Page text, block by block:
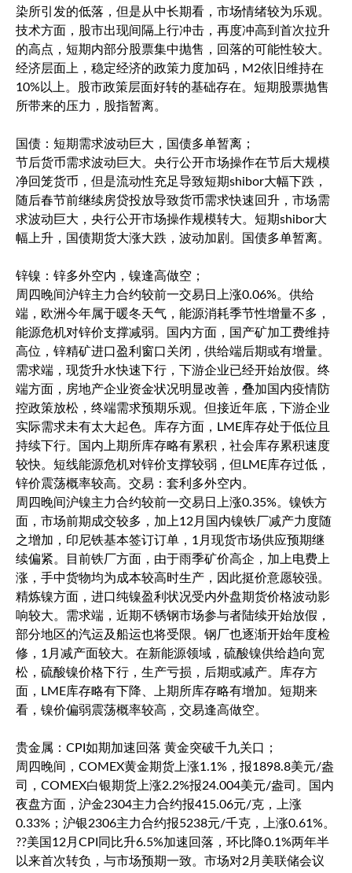
染所引发的低落，但是从中长期看，市场情绪较为乐观。
技术方面，股市出现间隔上行冲击，再度冲高到首次拉升
的高点，短期内部分股票集中抛售，回落的可能性较大。
经济层面上，稳定经济的政策力度加码，M2依旧维持在
10%以上。股市政策层面好转的基础存在。短期股票抛售
所带来的压力，股指暂离。
国债：短期需求波动巨大，国债多单暂离；
节后货币需求波动巨大。央行公开市场操作在节后大规模
净回笼货币，但是流动性充足导致短期shibor大幅下跌，
随后春节前继续房贷投放导致货币需求快速回升，市场需
求波动巨大，央行公开市场操作规模转大。短期shibor大
幅上升，国债期货大涨大跌，波动加剧。国债多单暂离。
锌镍：锌多外空内，镍逢高做空；
周四晚间沪锌主力合约较前一交易日上涨0.06%。供给
端，欧洲今年属于暖冬天气，能源消耗季节性增量不多，
能源危机对锌价支撑减弱。国内方面，国产矿加工费维持
高位，锌精矿进口盈利窗口关闭，供给端后期或有增量。
需求端，现货升水快速下行，下游企业已经开始放假。终
端方面，房地产企业资金状况明显改善，叠加国内疫情防
控政策放松，终端需求预期乐观。但接近年底，下游企业
实际需求未有太大起色。库存方面，LME库存处于低位且
持续下行。国内上期所库存略有累积，社会库存累积速度
较快。短线能源危机对锌价支撑较弱，但LME库存过低，
锌价震荡概率较高。交易：套利多外空内。
周四晚间沪镍主力合约较前一交易日上涨0.35%。镍铁方
面，市场前期成交较多，加上12月国内镍铁厂减产力度随
之增加，印尼铁基本签订订单，1月现货市场供应预期继
续偏紧。目前铁厂方面，由于雨季矿价高企，加上电费上
涨，手中货物均为成本较高时生产，因此挺价意愿较强。
精炼镍方面，进口纯镍盈利状况受内外盘期货价格波动影
响较大。需求端，近期不锈钢市场参与者陆续开始放假，
部分地区的汽运及船运也将受限。钢厂也逐渐开始年度检
修，1月减产面较大。在新能源领域，硫酸镍供给趋向宽
松，硫酸镍价格下行，生产亏损，后期或减产。库存方
面，LME库存略有下降、上期所库存略有增加。短期来
看，镍价偏弱震荡概率较高，交易逢高做空。
贵金属：CPI如期加速回落 黄金突破千九关口；
周四晚间， COMEX黄金期货 上涨1.1%，报1898.8美元/盎
司， COMEX白银期货 上涨2.2%报24.004美元/盎司。国内
夜盘方面，沪金2304主力合约报415.06元/克，上涨
0.33%；沪银2306主力合约报5238元/千克，上涨0.61%。
??美国12月CPI同比升6.5%加速回落，环比降0.1%两年半
以来首次转负，与市场预期一致。市场对2月美联储会议